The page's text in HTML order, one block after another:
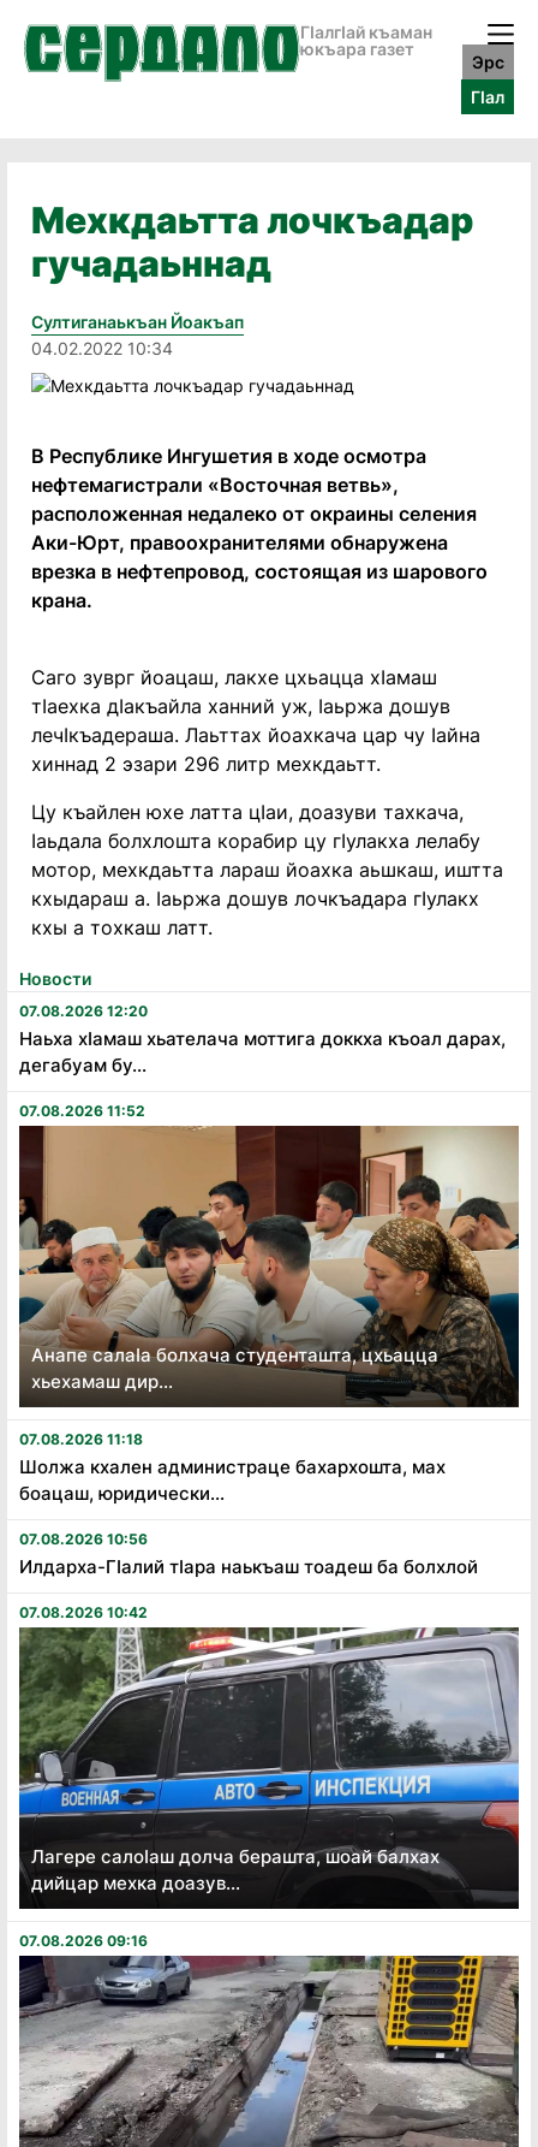
ГӀалгӀай къаман
юкъара газет
Эрс
ГӀал
Новости
07.08.2026 12:20
Наьха хӏамаш хьателача моттига доккха къоал дарах,
дегабуам бу...
07.08.2026 11:52
Анапе салаӏа болхача студенташта, цхьацца
хьехамаш дир...
07.08.2026 11:18
Шолжа кхален администраце бахархошта, мах
боацаш, юридически...
07.08.2026 10:56
Илдарха-Гӏалий тӏара наькъаш тоадеш ба болхлой
07.08.2026 10:42
Лагере салоӏаш долча берашта, шоай балхах
дийцар мехка доазув...
07.08.2026 09:16
Мехкдаьтта лочкъадар
гучадаьннад
Султиганаькъан Йоакъап
04.02.2022 10:34
В Республике Ингушетия в ходе осмотра
нефтемагистрали «Восточная ветвь»,
расположенная недалеко от окраины селения
Аки-Юрт, правоохранителями обнаружена
врезка в нефтепровод, состоящая из шарового
крана.
Саго зуврг йоацаш, лакхе цхьацца хIамаш
тIаехка дIакъайла ханний уж, Iаьржа дошув
лечIкъадераша. Лаьттах йоахкача цар чу Iайна
хиннад 2 эзари 296 литр мехкдаьтт.
Цу къайлен юхе латта цIаи, доазуви тахкача,
Iаьдала болхлошта корабир цу гIулакха лелабу
мотор, мехкдаьтта лараш йоахка аьшкаш, иштта
кхыдараш а. Iаьржа дошув лочкъадара гIулакх
кхы а тохкаш латт.